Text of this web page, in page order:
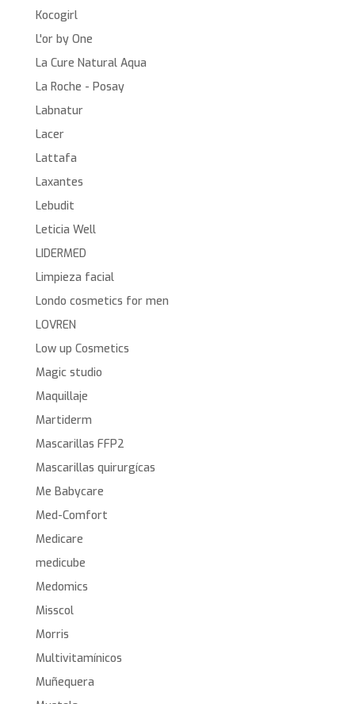
Kocogirl
L'or by One
La Cure Natural Aqua
La Roche - Posay
Labnatur
Lacer
Lattafa
Laxantes
Lebudit
Leticia Well
LIDERMED
Limpieza facial
Londo cosmetics for men
LOVREN
Low up Cosmetics
Magic studio
Maquillaje
Martiderm
Mascarillas FFP2
Mascarillas quirurgícas
Me Babycare
Med-Comfort
Medicare
medicube
Medomics
Misscol
Morris
Multivitamínicos
Muñequera